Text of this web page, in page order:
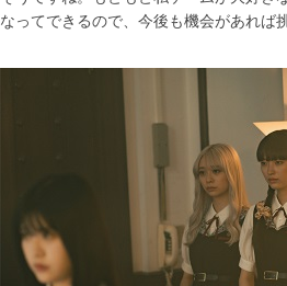
なってできるので、今後も機会があれば